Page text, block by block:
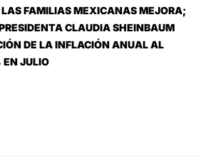
FAMILIAS MEXICANAS MEJORA;
CLAUDIA SHEINBAUM
DE LA INFLACIÓN ANUAL AL
EN JULIO